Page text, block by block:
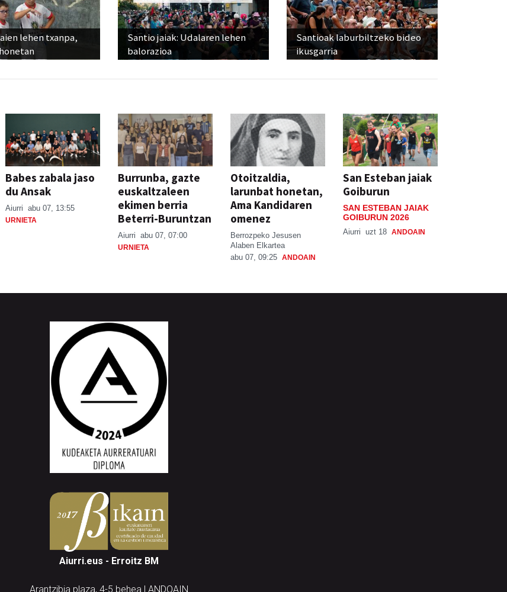
lehen txanpa,
Santio jaiak: Udalaren lehen
balorazioa
Santioak laburbiltzeko bideo
ikusgarria
Babes zabala jaso
du Ansak
Aiurri abu 07, 13:55
URNIETA
Burrunba, gazte
euskaltzaleen
ekimen berria
Beterri-Buruntzan
Aiurri abu 07, 07:00
URNIETA
Otoitzaldia,
larunbat honetan,
Ama Kandidaren
omenez
Berrozpeko Jesusen
Alaben Elkartea
abu 07, 09:25 ANDOAIN
San Esteban jaiak
Goiburun
SAN ESTEBAN JAIAK
GOIBURUN 2026
Aiurri uzt 18 ANDOAIN
Aiurri.eus - Erroitz BM
Arantzibia plaza, 4-5 behea | ANDOAIN